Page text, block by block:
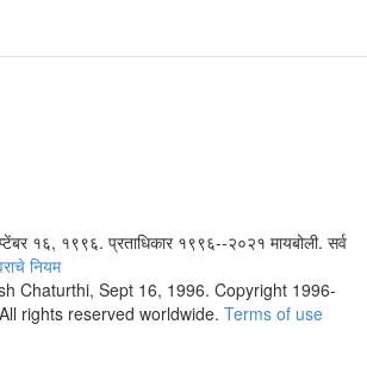
१६, १९९६. प्रताधिकार १९९६--२०२१ मायबोली. सर्व
नियम
Chaturthi, Sept 16, 1996. Copyright 1996-
rights reserved worldwide. Terms of use